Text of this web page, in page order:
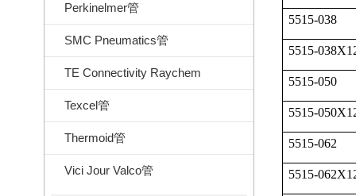
Perkinelmer管
SMC Pneumatics管
TE Connectivity Raychem
Texcel管
Thermoid管
Vici Jour Valco管
5515-038
5515-
5515-050
5515-
5515-062
5515-